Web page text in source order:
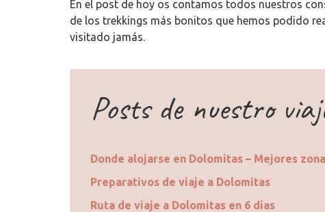
En el post de hoy os contamos todos nuestros
de los trekkings más bonitos que hemos podido
visitado jamás.
Posts de nuestro
Donde alojarse en Dolomitas – Mejores
Preparativos de viaje a Dolomitas
Ruta de viaje a Dolomitas en 6 días